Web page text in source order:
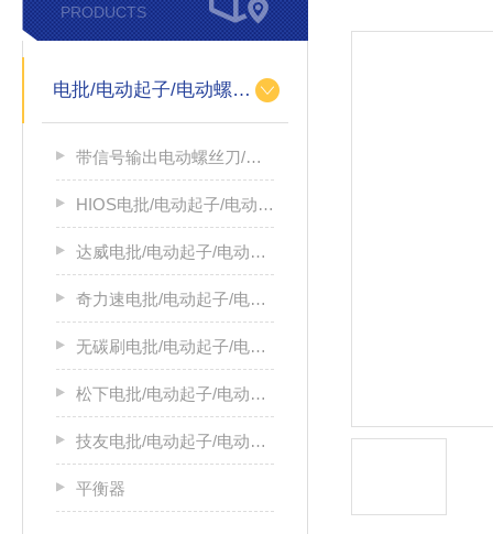
PRODUCTS
电批/电动起子/电动螺丝刀
带信号输出电动螺丝刀/带信号输出电源
HIOS电批/电动起子/电动螺丝刀
达威电批/电动起子/电动螺丝刀
奇力速电批/电动起子/电动螺丝刀
无碳刷电批/电动起子/电动螺丝刀
松下电批/电动起子/电动螺丝刀
技友电批/电动起子/电动螺丝刀
平衡器